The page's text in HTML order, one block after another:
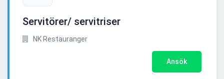
Servitörer/ servitriser
NK Restauranger
Ansök